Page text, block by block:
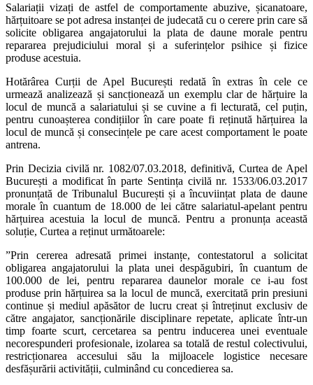
Salariații vizați de astfel de comportamente abuzive, șicanatoare,
hărțuitoare se pot adresa instanței de judecată cu o cerere prin care să
solicite obligarea angajatorului la plata de daune morale pentru
repararea prejudiciului moral și a suferințelor psihice și fizice
produse acestuia.
Hotărârea Curții de Apel București redată în extras în cele ce
urmează analizează și sancționează un exemplu clar de hărțuire la
locul de muncă a salariatului și se cuvine a fi lecturată, cel puțin,
pentru cunoașterea condițiilor în care poate fi reținută hărțuirea la
locul de muncă și consecințele pe care acest comportament le poate
antrena.
Prin Decizia civilă nr. 1082/07.03.2018, definitivă, Curtea de Apel
București a modificat în parte Sentința civilă nr. 1533/06.03.2017
pronunțată de Tribunalul București și a încuviințat plata de daune
morale în cuantum de 18.000 de lei către salariatul-apelant pentru
hărțuirea acestuia la locul de muncă. Pentru a pronunța această
soluție, Curtea a reținut următoarele:
”Prin cererea adresată primei instanțe, contestatorul a solicitat
obligarea angajatorului la plata unei despăgubiri, în cuantum de
100.000 de lei, pentru repararea daunelor morale ce i-au fost
produse prin hărțuirea sa la locul de muncă, exercitată prin presiuni
continue și mediul apăsător de lucru creat și întreținut exclusiv de
către angajator, sancționările disciplinare repetate, aplicate într-un
timp foarte scurt, cercetarea sa pentru inducerea unei eventuale
necorespunderi profesionale, izolarea sa totală de restul colectivului,
restricționarea accesului său la mijloacele logistice necesare
desfășurării activității, culminând cu concedierea sa.